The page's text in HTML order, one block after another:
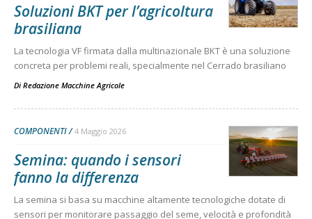
Soluzioni BKT per l’agricoltura
brasiliana
La tecnologia VF firmata dalla multinazionale BKT è una soluzione
concreta per problemi reali, specialmente nel Cerrado brasiliano
Di Redazione Macchine Agricole
COMPONENTI 4 Maggio 2026
Semina: quando i sensori
fanno la differenza
La semina si basa su macchine altamente tecnologiche dotate di
sensori per monitorare passaggio del seme, velocità e profondità